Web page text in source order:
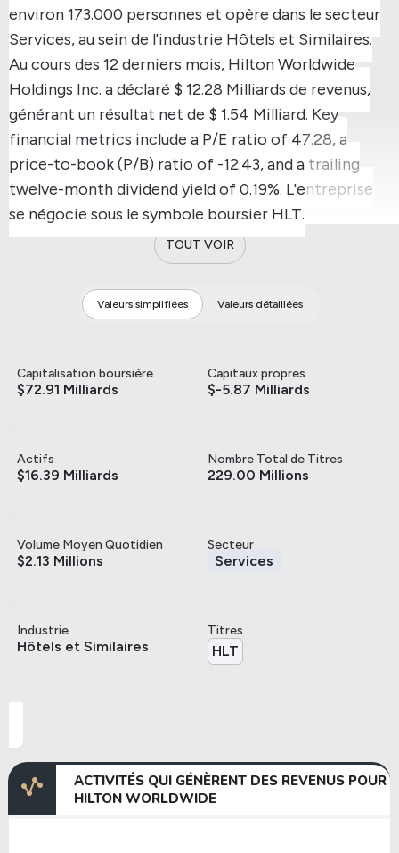
environ 173.000 personnes et opère dans le secteur
Services, au sein de l'industrie Hôtels et Similaires.
Au cours des 12 derniers mois, Hilton Worldwide
Holdings Inc. a déclaré $ 12.28 Milliards de revenus,
générant un résultat net de $ 1.54 Milliard. Key
financial metrics include a P/E ratio of 47.28, a
price-to-book (P/B) ratio of -12.43, and a trailing
twelve-month dividend yield of 0.19%. L'entreprise
se négocie sous le symbole boursier HLT.
TOUT VOIR
Valeurs simplifiées Valeurs détaillées
Capitalisation boursière
$72.91 Milliards
Capitaux propres
$-5.87 Milliards
Actifs
$16.39 Milliards
Nombre Total de Titres
229.00 Millions
Volume Moyen Quotidien
$2.13 Millions
Secteur
Services
Industrie
Hôtels et Similaires
Titres
HLT
ACTIVITÉS QUI GÉNÈRENT DES REVENUS POUR
HILTON WORLDWIDE